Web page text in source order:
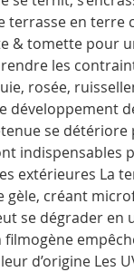
en terre
& tomette pour
les
rosée,
développement
se
indispensables
extérieures La
créant
se dégrader en
d’origine